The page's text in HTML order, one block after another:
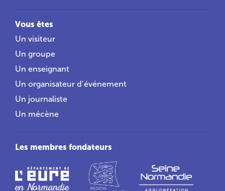
Vous êtes
Un visiteur
Un groupe
Un enseignant
Un organisateur d’événement
Un journaliste
Un mécène
Les membres fondateurs